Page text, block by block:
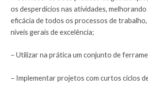
os desperdícios nas atividades, melhorando
eficácia de todos os processos de
níveis gerais de excelência;
– Utilizar na prática um conjunto de
– Implementar projetos com curtos ciclos